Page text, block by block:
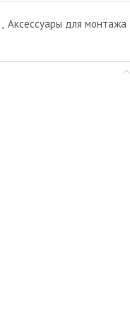
, Аксессуары для монтажа